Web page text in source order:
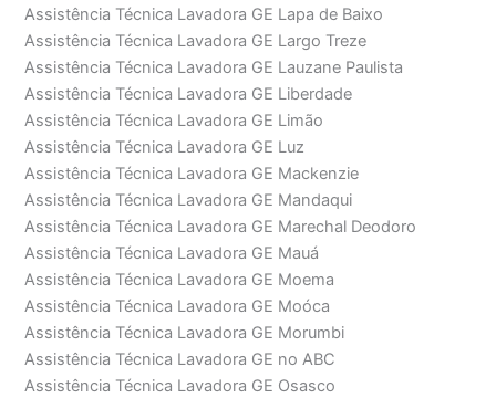
Assistência Técnica Lavadora GE Lapa de Baixo
Assistência Técnica Lavadora GE Largo Treze
Assistência Técnica Lavadora GE Lauzane Paulista
Assistência Técnica Lavadora GE Liberdade
Assistência Técnica Lavadora GE Limão
Assistência Técnica Lavadora GE Luz
Assistência Técnica Lavadora GE Mackenzie
Assistência Técnica Lavadora GE Mandaqui
Assistência Técnica Lavadora GE Marechal Deodoro
Assistência Técnica Lavadora GE Mauá
Assistência Técnica Lavadora GE Moema
Assistência Técnica Lavadora GE Moóca
Assistência Técnica Lavadora GE Morumbi
Assistência Técnica Lavadora GE no ABC
Assistência Técnica Lavadora GE Osasco